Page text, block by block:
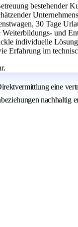
bestehender
30 Tage
und
individuelle
Erfahrung im
eine
nachhaltig